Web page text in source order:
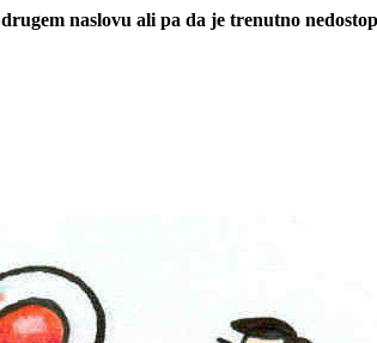
naslovu ali pa da je trenutno